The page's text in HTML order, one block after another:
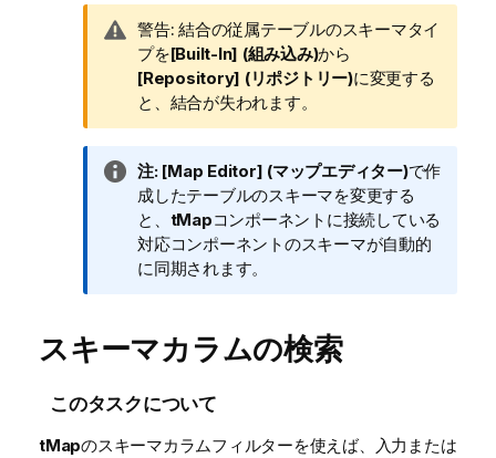
情
報
メ
モ
警告: 結合の従属テーブルのスキーマタイ
プを[Built-In] (組み込み)から
[Repository] (リポジトリー)に変更する
と、結合が失われます。
情
報
メ
モ
注: [Map Editor] (マップエディター)で作
成したテーブルのスキーマを変更する
と、 tMapコンポーネントに接続している
対応コンポーネントのスキーマが自動的
に同期されます。
スキーマカラムの検索
このタスクについて
tMapのスキーマカラムフィルターを使えば、入力または